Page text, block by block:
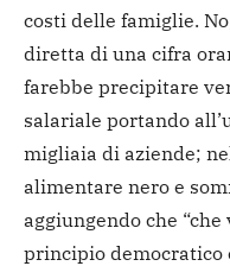
costi delle famiglie.
diretta di una cifra
farebbe precipitare
salariale portando
migliaia di aziende;
alimentare nero e
aggiungendo che
principio democratico